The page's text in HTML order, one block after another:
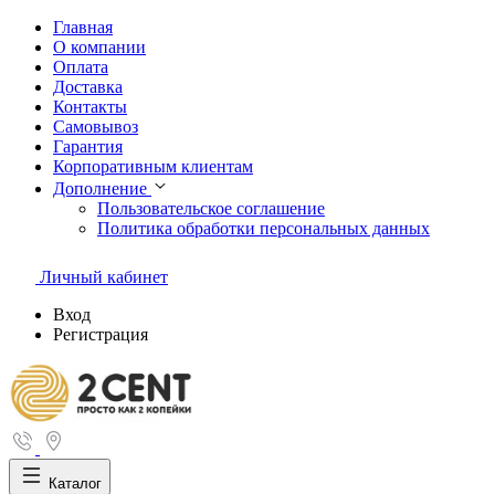
Главная
О компании
Оплата
Доставка
Контакты
Самовывоз
Гарантия
Корпоративным клиентам
Дополнение
Пользовательское соглашение
Политика обработки персональных данных
Личный кабинет
Вход
Регистрация
Каталог